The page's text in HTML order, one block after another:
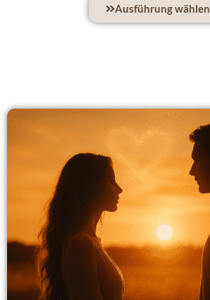
Ausführung wählen